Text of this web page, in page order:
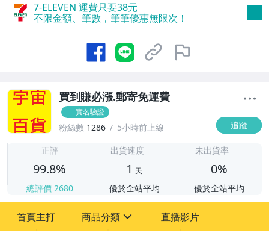
7-ELEVEN 運費只要38元
不限金額、筆數，筆筆優惠無限次！
買到賺必漲.郵寄免運費
實名驗證
粉絲數 1286 5小時前上線 追蹤
正評
99.8%
總評價 2680
出貨速度
1 天
優於全站平均
未出貨率
0%
優於全站平均
首頁主打 商品分類 直播影片